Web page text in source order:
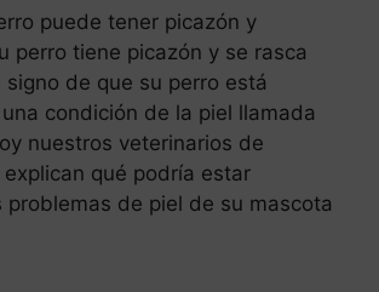
puede tener picazón y
perro tiene picazón y se rasca
signo de que su perro está
condición de la piel llamada
nuestros veterinarios de
explican qué podría estar
problemas de piel de su mascota